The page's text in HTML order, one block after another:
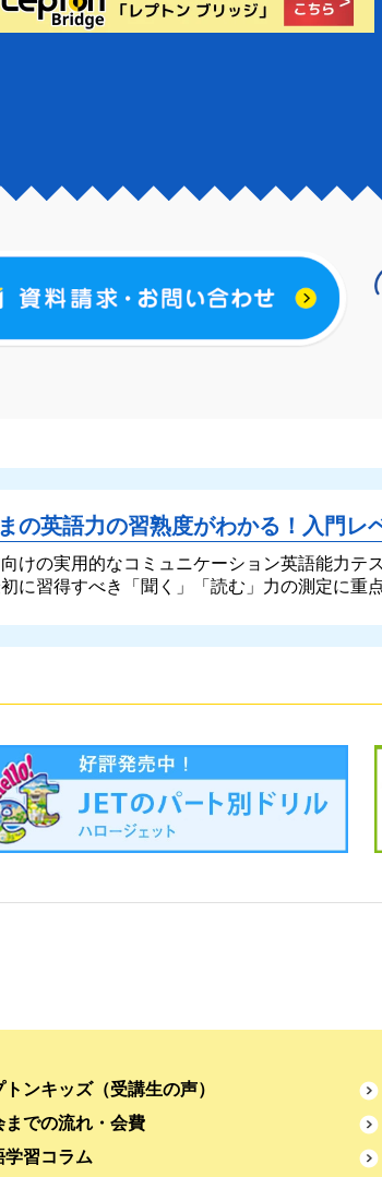
の英語力の習熟度がわかる！ 入門レ
けの実用的なコミュニケーション英語能力テ
に習得すべき「聞く」「読む」力の測定に重
トンキッズ（受講生の声）
までの流れ・会費
学習コラム